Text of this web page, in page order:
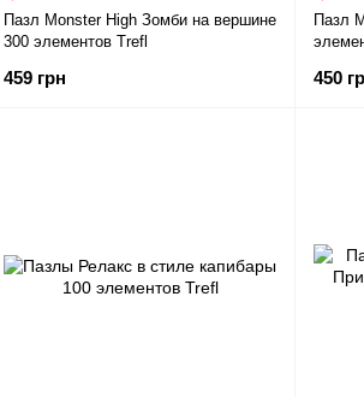
Пазл Monster High Зомби на вершине
300 элементов Trefl
459 грн
Пазл
450